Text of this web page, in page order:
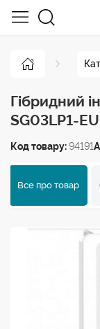
Гібридний
SG03LP1-EU
Код товару:94191
Все про товар